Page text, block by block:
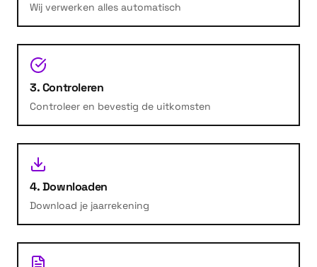
Wij verwerken alles automatisch
3. Controleren
Controleer en bevestig de uitkomsten
4. Downloaden
Download je jaarrekening